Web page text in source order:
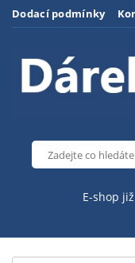
Dodací podmínky
E-shop